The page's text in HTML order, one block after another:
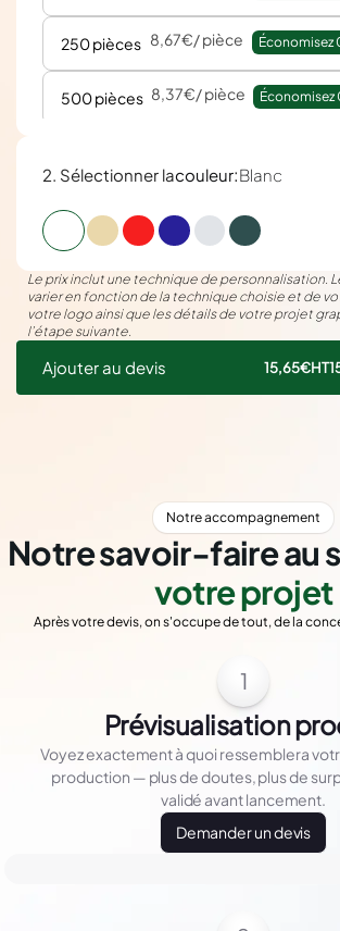
250 pièces 8,67€/ pièce Économisez
500 pièces 8,37€/ pièce Économisez
2. Sélectionner lacouleur:Blanc
Le prix inclut une technique de personnalisation.
varier en fonction de la technique choisie et de
votre logo ainsi que les détails de votre projet
l’étape suivante.
Ajouter au devis 15,65€HT
Notre accompagnement
Notre savoir-faire au
votre projet
Après votre devis, on s'occupe de tout, de la
1
Prévisualisation
Voyez exactement à quoi ressemblera
production — plus de doutes, plus de
validé avant lancement.
Demander un devis